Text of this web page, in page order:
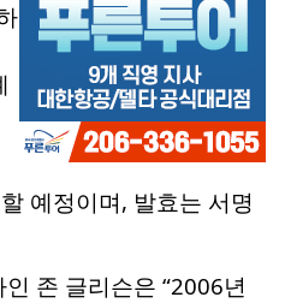
예정이며, 발효는 서명
존 글리슨은 “2006년